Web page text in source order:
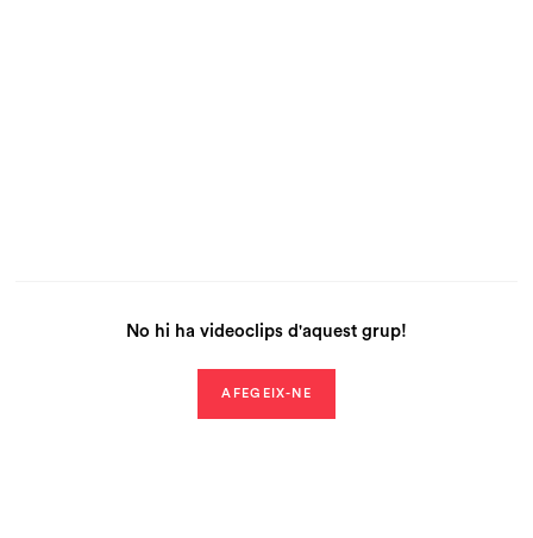
No hi ha videoclips d'aquest grup!
AFEGEIX-NE